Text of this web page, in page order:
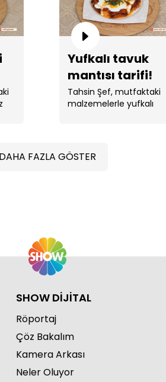
Yufkalı tavuk
mantısı tarifi!
Tahsin Şef, mutfaktaki
malzemelerle yufkalı
DAHA FAZLA GÖSTER
SHOW DİJİTAL
Röportaj
Çöz Bakalım
Kamera Arkası
Neler Oluyor